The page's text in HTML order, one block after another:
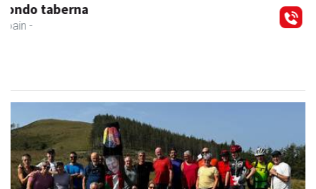
Azkain motoak
Andoain